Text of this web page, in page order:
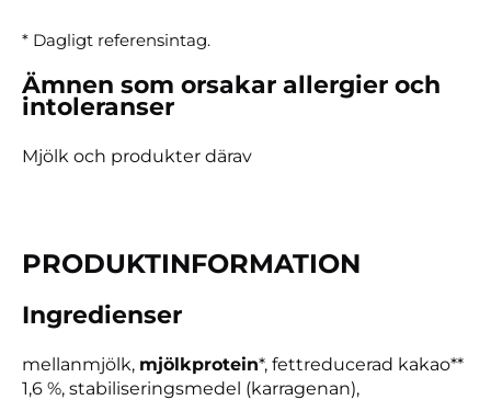
* Dagligt referensintag.
Ämnen som orsakar allergier och
intoleranser
Mjölk och produkter därav
PRODUKTIN­FORMATION
Ingredienser
mellanmjölk, mjölkprotein*, fettreducerad kakao**
1,6 %, stabiliseringsmedel (karragenan),